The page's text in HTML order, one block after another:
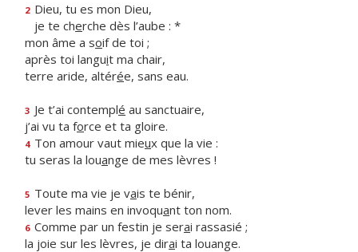
2 Dieu, tu es mon Dieu,
je te cherche dès l’aube : *
mon âme a soif de toi ;
après toi languit ma chair,
terre aride, altérée, sans eau.
3 Je t’ai contemplé au sanctuaire,
j’ai vu ta force et ta gloire.
4 Ton amour vaut mieux que la vie :
tu seras la louange de mes lèvres !
5 Toute ma vie je vais te bénir,
lever les mains en invoquant ton nom.
6 Comme par un festin je serai rassasié ;
la joie sur les lèvres, je dirai ta louange.